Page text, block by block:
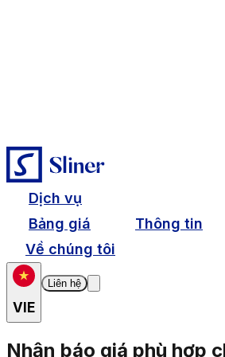
Dịch vụ
Bảng giá
Thông tin
Về chúng tôi
VIE
Liên hệ
Nhận báo giá phù hợp